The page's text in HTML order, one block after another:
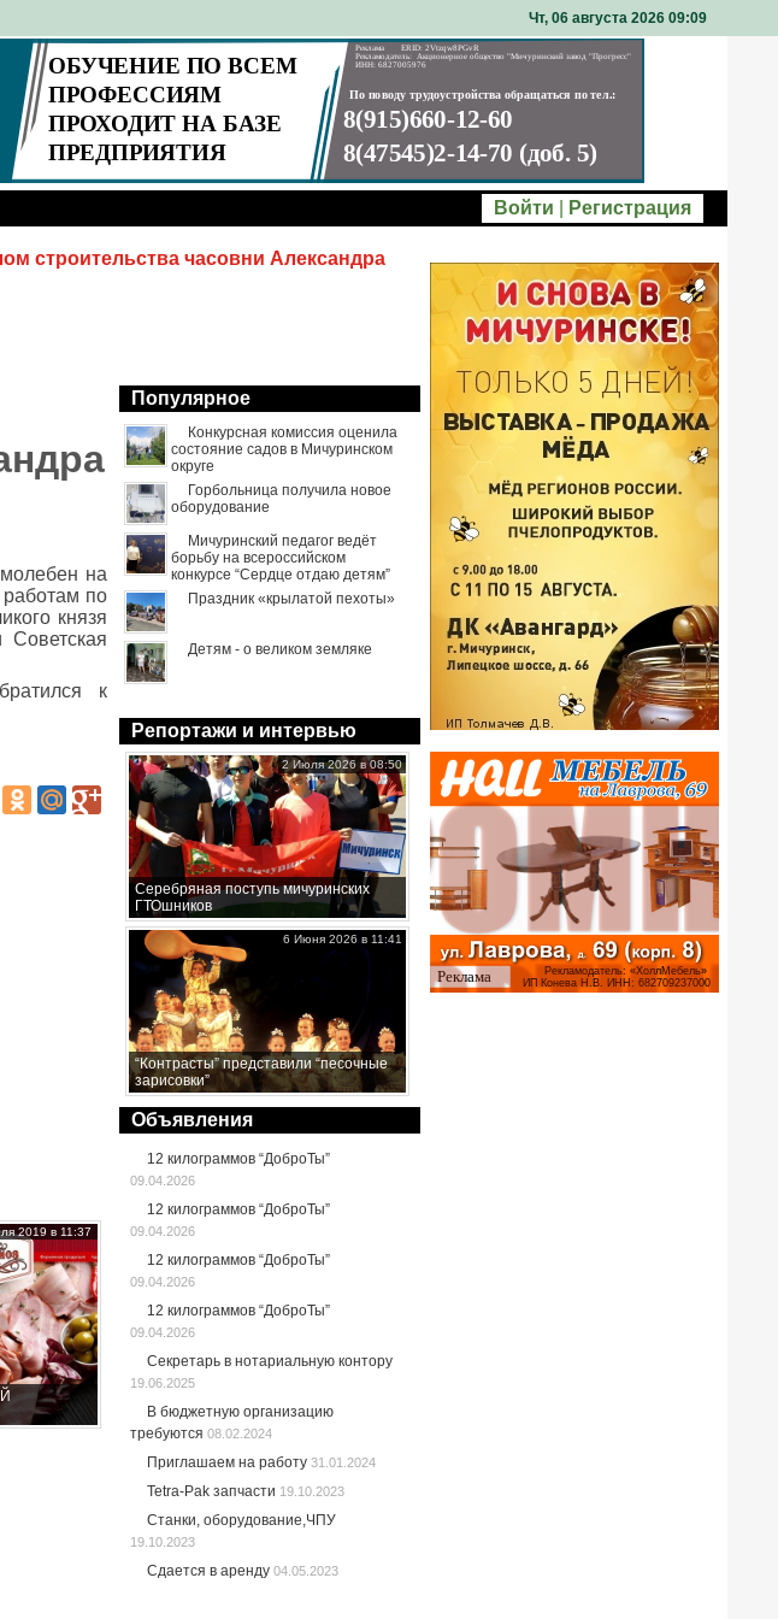
Чт, 06 августа 2026 09 09
Войти Регистрация
строительства часовни Александра
на
работам по
князя
к
2019 в 11:37
Популярное
Конкурсная комиссия оценила
состояние садов в Мичуринском
округе
Горбольница получила новое
оборудование
Мичуринский педагог ведёт
борьбу на всероссийском
конкурсе “Сердце отдаю детям”
Праздник «крылатой пехоты»
Детям - о великом земляке
Репортажи и интервью
Серебряная поступь мичуринских
ГТОшников
2 Июля 2026 в 08:50
“Контрасты” представили “песочные
зарисовки”
6 Июня 2026 в 11:41
Объявления
12 килограммов “ДоброТы”
09.04.2026
12 килограммов “ДоброТы”
09.04.2026
12 килограммов “ДоброТы”
09.04.2026
12 килограммов “ДоброТы”
09.04.2026
Секретарь в нотариальную контору
19.06.2025
В бюджетную организацию
требуются 08.02.2024
Приглашаем на работу 31.01.2024
Tetra-Pak запчасти 19.10.2023
Станки, оборудование,ЧПУ
19.10.2023
Сдается в аренду 04.05.2023